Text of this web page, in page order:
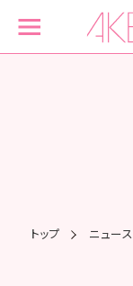
トップ ニュース